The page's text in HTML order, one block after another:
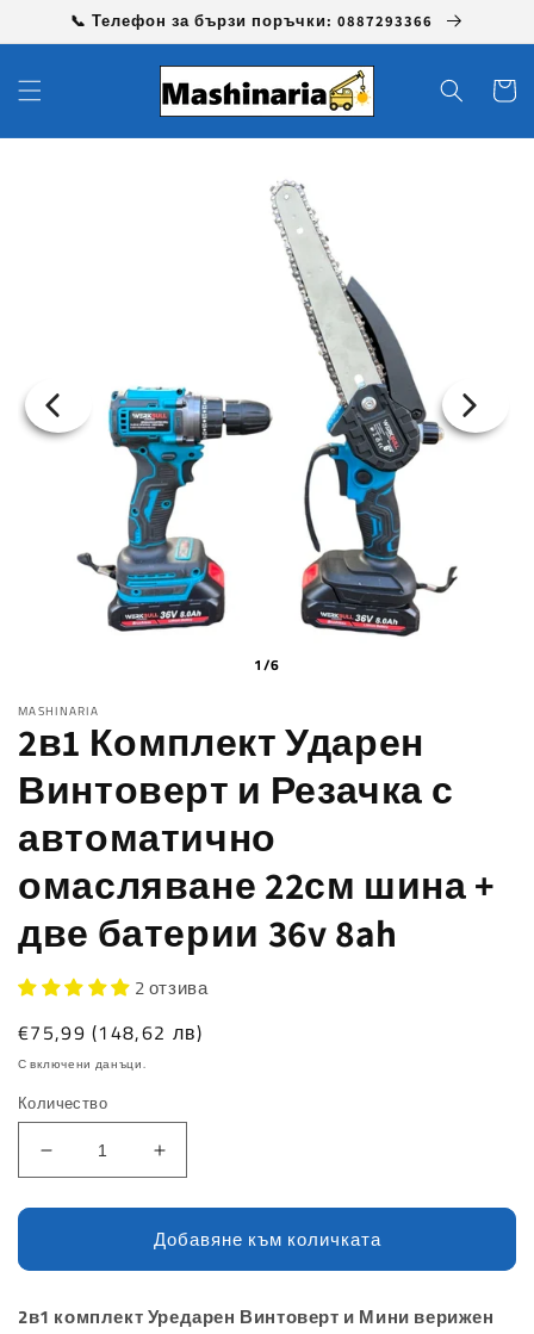
Преминаване
съдържанието
📞 Телефон за бързи поръчки: 0887293366
1/6
MASHINARIA
2в1 Комплект Ударен
Винтоверт и Резачка с
автоматично
омасляване 22см шина +
две батерии 36v 8ah
2 отзива
Обичайна
цена
€75,99(148,62 лв)
С включени данъци.
Количество
Намаляване
на
количеството
Ударен
Увеличаване
на
количеството
за
Ударен
Добавяне към количката
2в1 комплект Уредарен Винтоверт и Мини верижен